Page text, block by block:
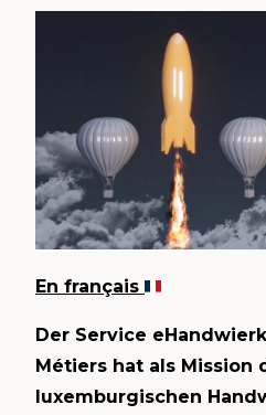
En français
Der Service
Métiers hat als Mission
luxemburgischen